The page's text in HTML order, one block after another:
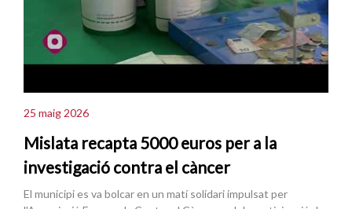
25 maig 2026
Mislata recapta 5000 euros per a la
investigació contra el càncer
El municipi es va bolcar en un matí solidari impulsat per